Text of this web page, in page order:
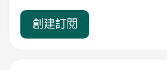
創建訂閱